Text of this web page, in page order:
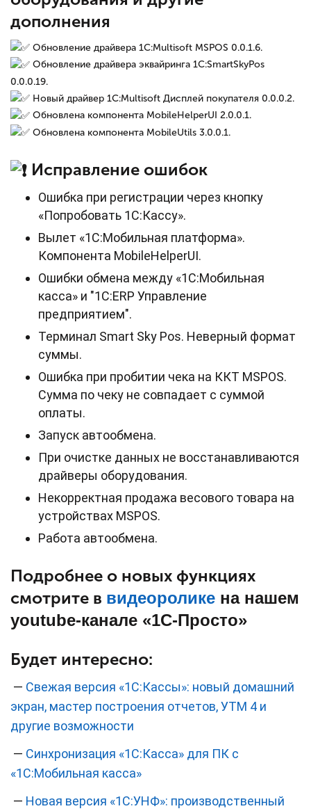
дополнения
Обновление драйвера 1С:Multisoft MSPOS 0.0.1.6.
Обновление драйвера эквайринга 1С:SmartSkyPos
0.0.0.19.
Новый драйвер 1С:Multisoft Дисплей покупателя 0.0.0.2.
Обновлена компонента MobileHelperUI 2.0.0.1.
Обновлена компонента MobileUtils 3.0.0.1.
Исправление ошибок
Ошибка при регистрации через кнопку
«Попробовать 1С:Кассу».
Вылет «1С:Мобильная платформа».
Компонента MobileHelperUI.
Ошибки обмена между «1С:Мобильная
касса» и "1С:ERP Управление
предприятием".
Терминал Smart Sky Pos. Неверный формат
суммы.
Ошибка при пробитии чека на ККТ MSPOS.
Сумма по чеку не совпадает с суммой
оплаты.
Запуск автообмена.
При очистке данных не восстанавливаются
драйверы оборудования.
Некорректная продажа весового товара на
устройствах MSPOS.
Работа автообмена.
Подробнее о новых функциях
смотрите в видеоролике на нашем
youtube-канале «1С-Просто»
Будет интересно:
— Свежая версия «1С:Кассы»: новый домашний
экран, мастер построения отчетов, УТМ 4 и
другие возможности
— Синхронизация «1С:Касса» для ПК с
«1С:Мобильная касса»
— Новая версия «1С:УНФ»: производственный